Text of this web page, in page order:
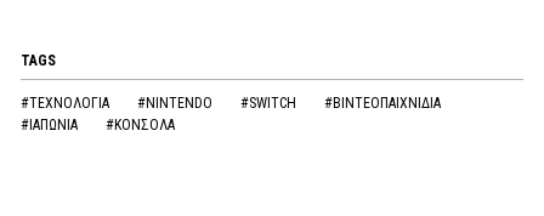
TAGS
#ΤΕΧΝΟΛΟΓΙΑ #NINTENDO #SWITCH
#ΒΙΝΤΕΟΠΑΙΧΝΙΔΙΑ
#ΙΑΠΩΝΙΑ
#ΚΟΝΣΟΛΑ